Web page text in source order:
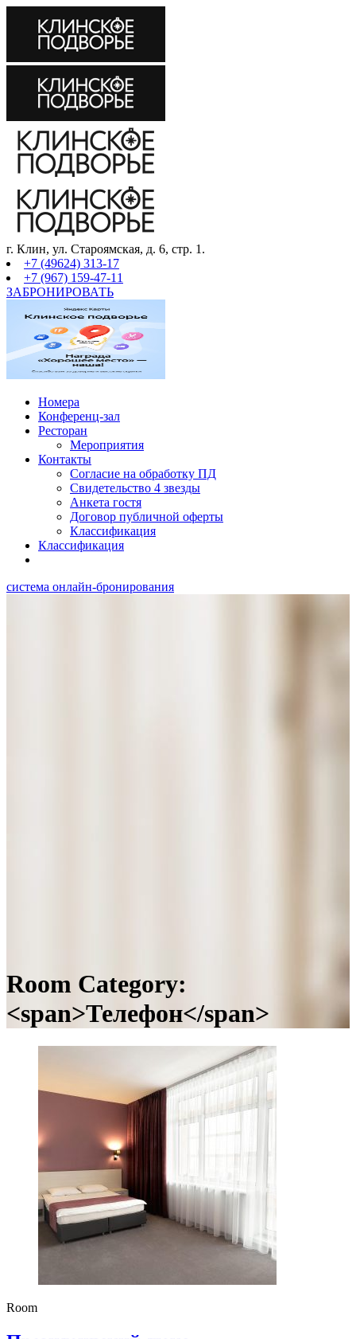
г. Клин, ул. Староямская, д. 6, стр. 1.
+7 (49624) 313-17
+7 (967) 159-47-11
ЗАБРОНИРОВАТЬ
Номера
Конференц-зал
Ресторан
Мероприятия
Контакты
Согласие на обработку ПД
Свидетельство 4 звезды
Анкета гостя
Договор публичной оферты
Классификация
Классификация
система онлайн-бронирования
Room Category:
<span>Телефон</span>
Room